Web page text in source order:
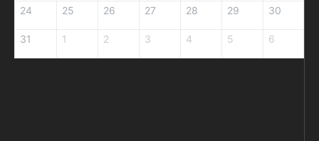
24 25 26 27 28 29 30
31 1 2 3 4 5 6